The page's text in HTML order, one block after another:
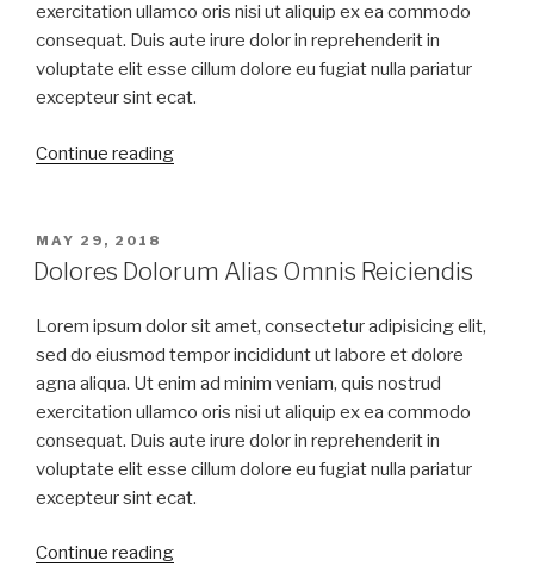
exercitation ullamco oris nisi ut aliquip ex ea commodo
consequat. Duis aute irure dolor in reprehenderit in
voluptate elit esse cillum dolore eu fugiat nulla pariatur
excepteur sint ecat.
Continue reading
MAY 29, 2018
Dolores Dolorum Alias Omnis Reiciendis
Lorem ipsum dolor sit amet, consectetur adipisicing elit,
sed do eiusmod tempor incididunt ut labore et dolore
agna aliqua. Ut enim ad minim veniam, quis nostrud
exercitation ullamco oris nisi ut aliquip ex ea commodo
consequat. Duis aute irure dolor in reprehenderit in
voluptate elit esse cillum dolore eu fugiat nulla pariatur
excepteur sint ecat.
Continue reading